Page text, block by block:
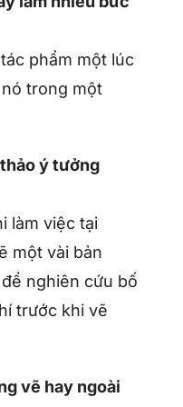
phẩm một lúc
trong một
ý tưởng
làm việc tại
một vài bản
nghiên cứu bố
trước khi vẽ
vẽ hay ngoài